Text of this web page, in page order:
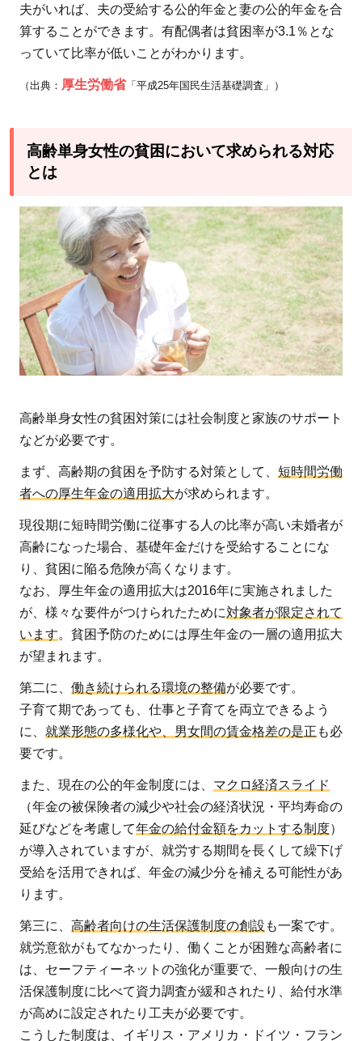
夫がいれば、夫の受給する公的年金と妻の公的年金を合
算することができます。有配偶者は貧困率が3.1％とな
っていて比率が低いことがわかります。
（出典： 厚生労働省「平成25年国民生活基礎調査」）
高齢単身女性の貧困において求められる対応
とは
高齢単身女性の貧困対策には社会制度と家族のサポート
などが必要です。
まず、高齢期の貧困を予防する対策として、 短時間労働
者への厚生年金の適用拡大が求められます。
現役期に短時間労働に従事する人の比率が高い未婚者が
高齢になった場合、基礎年金だけを受給することにな
り、貧困に陥る危険が高くなります。
なお、厚生年金の適用拡大は2016年に実施されました
が、様々な要件がつけられたために対象者が限定されて
います。貧困予防のためには厚生年金の一層の適用拡大
が望まれます。
第二に、 働き続けられる環境の整備が必要です。
子育て期であっても、仕事と子育てを両立できるよう
に、 就業形態の多様化や、男女間の賃金格差の是正 も必
要です。
また、現在の公的年金制度には、 マクロ経済スライド
（年金の被保険者の減少や社会の経済状況・平均寿命の
延びなどを考慮して年金の給付金額をカットする制度）
が導入されていますが、就労する期間を長くして繰下げ
受給を活用できれば、年金の減少分を補える可能性があ
ります。
第三に、 高齢者向けの生活保護制度の創設 も一案です。
就労意欲がもてなかったり、働くことが困難な高齢者に
は、セーフティーネットの強化が重要で、一般向けの生
活保護制度に比べて資力調査が緩和されたり、給付水準
が高めに設定されたり工夫が必要です。
こうした制度は、イギリス・アメリカ・ドイツ・フラン